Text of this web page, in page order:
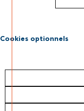
Cookies optionnels